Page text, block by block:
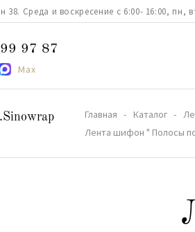
Среда и воскресение с 6:00- 16:00, пн,
97 87
Max
Главная Каталог
Лента шифон " Полосы